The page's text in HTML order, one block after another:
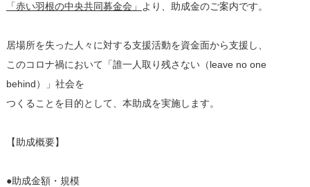
「赤い羽根の中央共同募金会」 より、助成金のご案内です。
居場所を失った人々に対する支援活動を資金面から支援し、
このコロナ禍において「誰一人取り残さない（leave no one
behind）」社会を
つくることを目的として、本助成を実施します。
【助成概要】
●助成金額・規模